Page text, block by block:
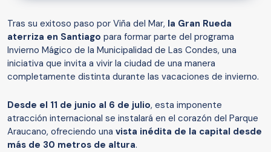
Tras su exitoso paso por Viña del Mar, la Gran Rueda
aterriza en Santiago para formar parte del programa
Invierno Mágico de la Municipalidad de Las Condes, una
iniciativa que invita a vivir la ciudad de una manera
completamente distinta durante las vacaciones de invierno.
Desde el 11 de junio al 6 de julio, esta imponente
atracción internacional se instalará en el corazón del Parque
Araucano, ofreciendo una vista inédita de la capital desde
más de 30 metros de altura.